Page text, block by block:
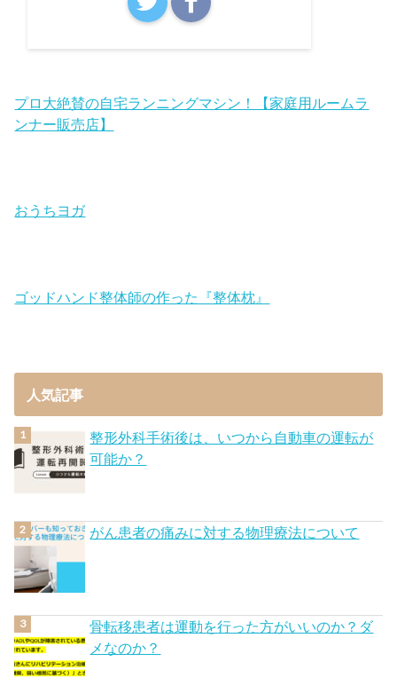
プロ大絶賛の自宅ランニングマシン！【家庭用ルームラ
ンナー販売店】
おうちヨガ
ゴッドハンド整体師の作った『整体枕』
人気記事
整形外科手術後は、いつから自動車の運転が
可能か？
がん患者の痛みに対する物理療法について
骨転移患者は運動を行った方がいいのか？ダ
メなのか？